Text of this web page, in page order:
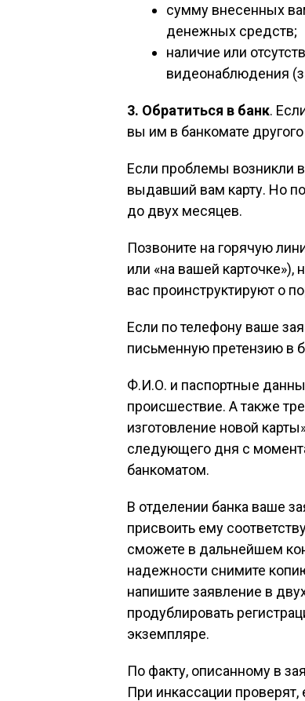
сумму внесенных
денежных средств;
наличие или
видеонаблюдения
3. Обратиться в банк.
вы им в банкомате
Если проблемы возникли
выдавший вам карту. Но
до двух месяцев.
Позвоните на горячую
или «на вашей карточке»),
вас проинструктируют о
Если по телефону ваше
письменную претензию в
Ф.И.О. и паспортные
происшествие. А также
изготовление новой
следующего дня с
банкоматом.
В отделении банка ваше
присвоить ему
сможете в дальнейшем
надежности снимите
напишите заявление в
продублировать
экземпляре.
По факту, описанному в
При инкассации